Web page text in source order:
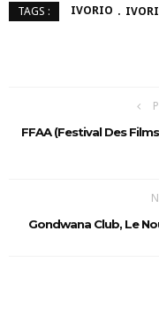
TAGS : IVORIO
FFAA (Festival Des
Gondwana Club, Le